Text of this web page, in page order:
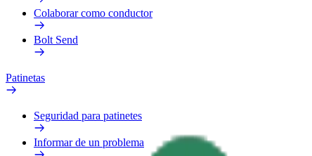
Colaborar como conductor
Bolt Send
Patinetas
Seguridad para patinetes
Informar de un problema